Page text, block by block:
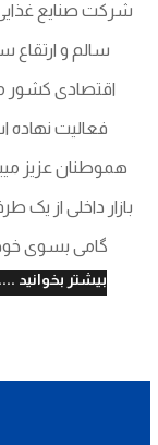
شرکت صنایع
سالم و ارتقاع
اقتصادی کشور
فعالیت
هموطنان عزیز
بازار داخلی از یک
گامی بسوی
بیشتر بخوانید ....